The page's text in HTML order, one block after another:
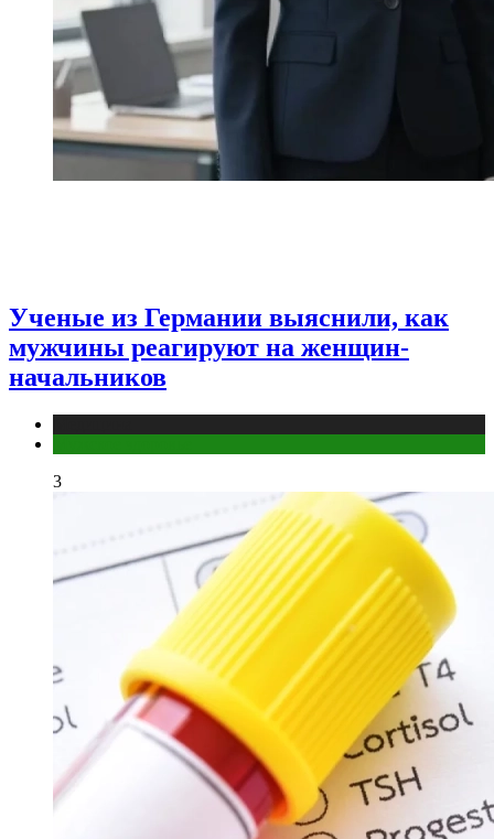
Ученые из Германии выяснили, как
мужчины реагируют на женщин-
начальников
3